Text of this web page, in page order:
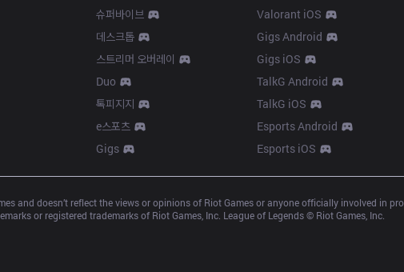
슈퍼바이브
데스크톱
스트리머 오버레이
Duo
톡피지지
e스포츠
Gigs
Valorant iOS
Gigs Android
Gigs iOS
TalkG Android
TalkG iOS
Esports Android
Esports iOS
and doesn’t reflect the views or opinions of Riot Games or anyone officially involved in
or registered trademarks of Riot Games, Inc. League of Legends © Riot Games, Inc.